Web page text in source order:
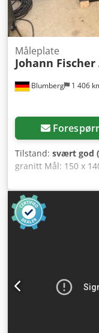
Blumberg 1 406
Måleplate
Johann
Tilstand: svært god
granitt Mål: 150 x
Amjzmidcoxekr
Siste kalibrering: